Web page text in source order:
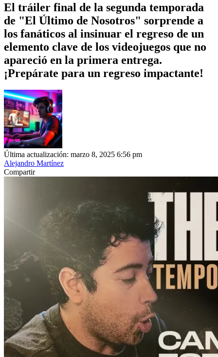
El tráiler final de la segunda temporada
de "El Último de Nosotros" sorprende a
los fanáticos al insinuar el regreso de un
elemento clave de los videojuegos que no
apareció en la primera entrega.
¡Prepárate para un regreso impactante!
Última actualización: marzo 8, 2025 6:56 pm
Alejandro Martínez
Compartir